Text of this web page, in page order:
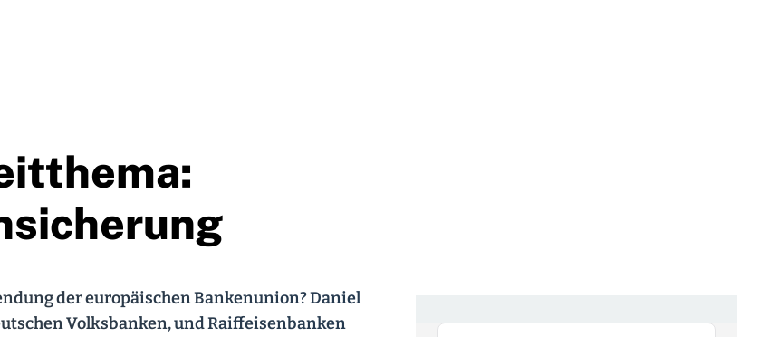
der europäischen Bankenunion? Daniel
Volksbanken, und Raiffeisenbanken